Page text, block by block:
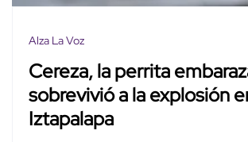
Alza La Voz
Cereza, la perrita
sobrevivió a la explosión
Iztapalapa